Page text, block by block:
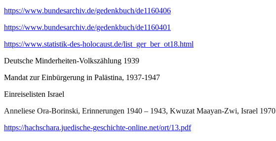
https://www.bundesarchiv.de/gedenkbuch/de1160406
https://www.bundesarchiv.de/gedenkbuch/de1160401
https://www.statistik-des-holocaust.de/list_ger_ber_ot18.html
Deutsche Minderheiten-Volkszählung 1939
Mandat zur Einbürgerung in Palästina, 1937-1947
Einreiselisten Israel
Anneliese Ora-Borinski, Erinnerungen 1940 – 1943, Kwuzat Maayan-Zwi, Israel 1970
https://hachschara.juedische-geschichte-online.net/ort/13.pdf